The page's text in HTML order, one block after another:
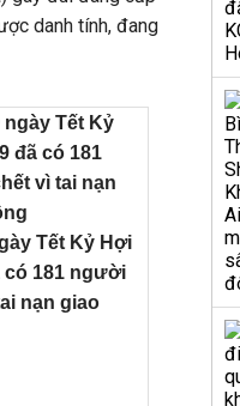
danh tính, đang
Tết Kỷ Hợi
có 181 người
nạn giao